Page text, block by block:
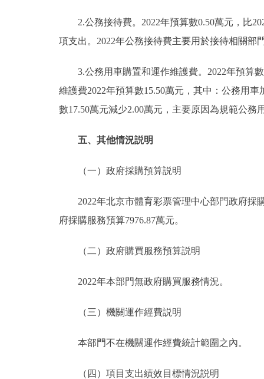
2.公務接待費。2022年預算數0.50萬元，比
項支出。2022年公務接待費主要用於接待相關部
3.公務用車購置和運作維護費。2022年預算數
維護費2022年預算數15.50萬元，其中：公務用
數17.50萬元減少2.00萬元，主要原因為規範公
五、其他情況説明
（一）政府採購預算説明
2022年北京市體育彩票管理中心部門政府採購
府採購服務預算7976.87萬元。
（二）政府購買服務預算説明
2022年本部門無政府購買服務情況。
（三）機關運作經費説明
本部門不在機關運作經費統計範圍之內。
（四）項目支出績效目標情況説明